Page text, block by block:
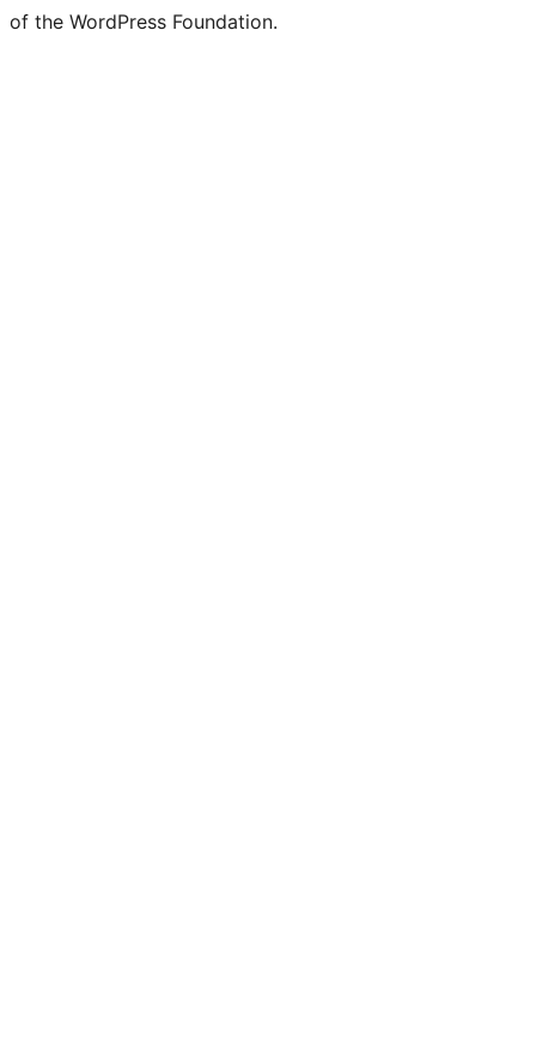
of the WordPress Foundation.